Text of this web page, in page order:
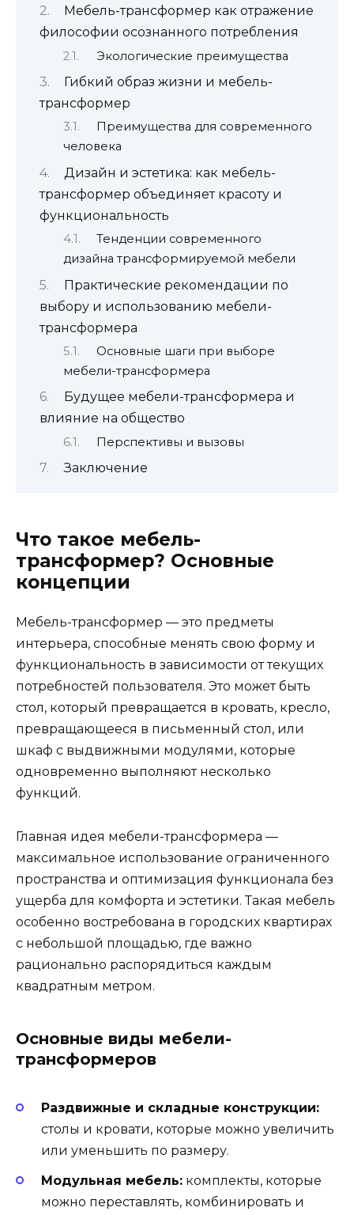
Мебель-трансформер как отражение
философии осознанного потребления
Экологические преимущества
Гибкий образ жизни и мебель-
трансформер
Преимущества для современного
человека
Дизайн и эстетика: как мебель-
трансформер объединяет красоту и
функциональность
Тенденции современного
дизайна трансформируемой мебели
Практические рекомендации по
выбору и использованию мебели-
трансформера
Основные шаги при выборе
мебели-трансформера
Будущее мебели-трансформера и
влияние на общество
Перспективы и вызовы
Заключение
Что такое мебель-
трансформер? Основные
концепции
Мебель-трансформер — это предметы
интерьера, способные менять свою форму и
функциональность в зависимости от текущих
потребностей пользователя. Это может быть
стол, который превращается в кровать, кресло,
превращающееся в письменный стол, или
шкаф с выдвижными модулями, которые
одновременно выполняют несколько
функций.
Главная идея мебели-трансформера —
максимальное использование ограниченного
пространства и оптимизация функционала без
ущерба для комфорта и эстетики. Такая мебель
особенно востребована в городских квартирах
с небольшой площадью, где важно
рационально распорядиться каждым
квадратным метром.
Основные виды мебели-
трансформеров
Раздвижные и складные конструкции:
столы и кровати, которые можно увеличить
или уменьшить по размеру.
Модульная мебель: комплекты, которые
можно переставлять, комбинировать и